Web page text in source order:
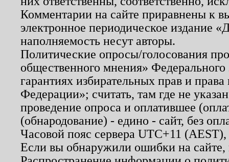
Комментарии на сайте приравнены к
электронное периодическое издание
наполняемость несут авторы.
Политические опросы/голосования
общественного мнения»
гарантиях избирательных прав и
Федерации»; считать, там где не
проведение опроса и оплатившее
(обнародование) - едино - сайт, без
Часовой пояс сервера UTC+11
Если вы обнаружили ошибки на